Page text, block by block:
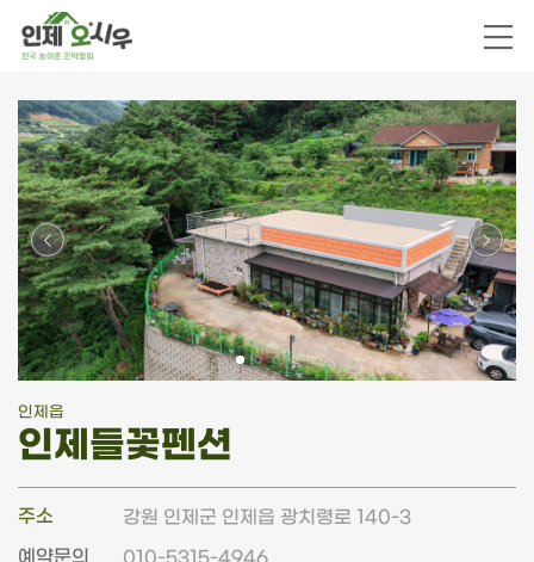
인제읍
인제들꽃펜션
주소
강원 인제군 인제읍 광치령로 140-3
예약문의